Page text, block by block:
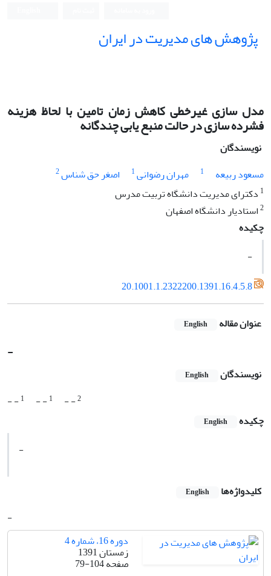
پژوهش های مدیریت در ایران
مدل سازی غیرخطی کاهش زمان تامین با لحاظ هزینه
فشرده سازی در حالت منبع یابی چندگانه
نویسندگان
مسعود ربیعه
1 مهران رضوانی1 اصغر حق شناس2
1 دکترای مدیریت دانشگاه تربیت مدرس
2استادیار دانشگاه اصفهان
چکیده
-
20.1001.1.2322200.1391.16.4.5.8
عنوان مقاله English
-
نویسندگان English
- -1 - -1 - -2
چکیده English
-
کلیدواژه‌ها English
-
دوره 16، شماره 4
زمستان 1391
صفحه79-104